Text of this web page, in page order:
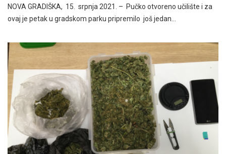
NOVA GRADIŠKA, 15. srpnja 2021. – Pučko otvoreno učilište i za
ovaj je petak u gradskom parku pripremilo još jedan…